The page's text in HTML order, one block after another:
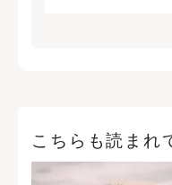
こちらも読まれ